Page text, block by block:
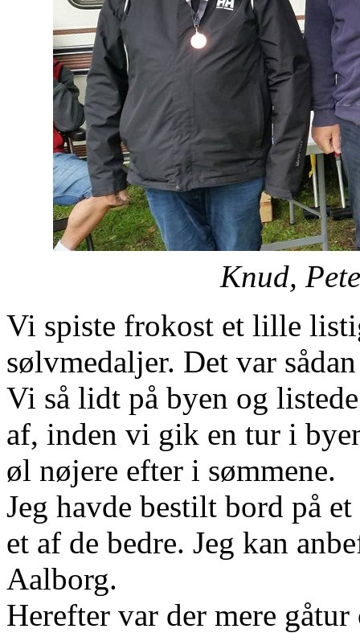
Knud,
Vi spiste frokost et lille
sølvmedaljer. Det var
Vi så lidt på byen og
af, inden vi gik en tur i
øl nøjere efter i sømmene.
Jeg havde bestilt bord på
et af de bedre. Jeg kan
Aalborg.
Herefter var der mere